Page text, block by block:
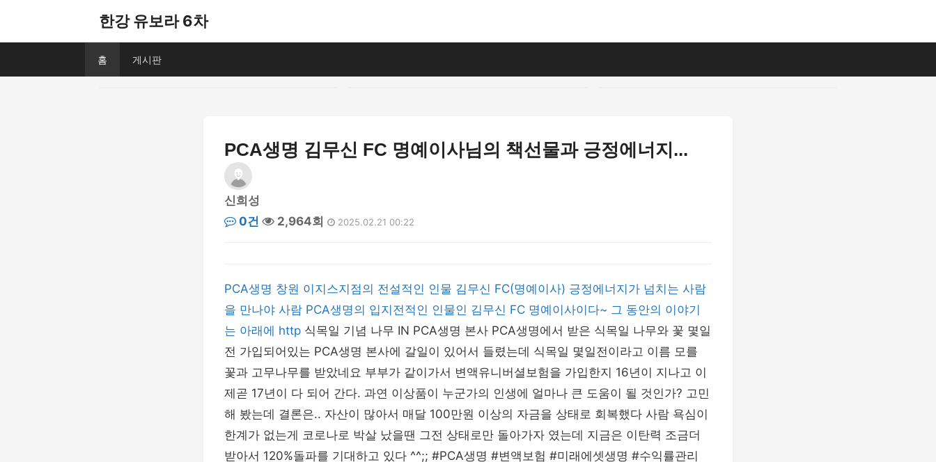
한강 유보라 6차
홈 게시판
PCA생명 김무신 FC 명예이사님의 책선물과 긍정에너지...
신희성
0건
2,964회 2025.02.21 00:22
PCA생명 창원 이지스지점의 전설적인 인물 김무신 FC(명예이사) 긍정에너지가 넘치는 사람
을 만나야 사람 PCA생명의 입지전적인 인물인 김무신 FC 명예이사이다~ 그 동안의 이야기
는 아래에 http 식목일 기념 나무 IN PCA생명 본사 PCA생명에서 받은 식목일 나무와 꽃 몇일
전 가입되어있는 PCA생명 본사에 갈일이 있어서 들렸는데 식목일 몇일전이라고 이름 모를
꽃과 고무나무를 받았네요 부부가 같이가서 변액유니버셜보험을 가입한지 16년이 지나고 이
제곧 17년이 다 되어 간다. 과연 이상품이 누군가의 인생에 얼마나 큰 도움이 될 것인가? 고민
해 봤는데 결론은.. 자산이 많아서 매달 100만원 이상의 자금을 상태로 회복했다 사람 욕심이
한계가 없는게 코로나로 박살 났을땐 그전 상태로만 돌아가자 였는데 지금은 이탄력 조금더
받아서 120%돌파를 기대하고 있다 ^^;; #PCA생명 #변액보험 #미래에셋생명 #수익률관리